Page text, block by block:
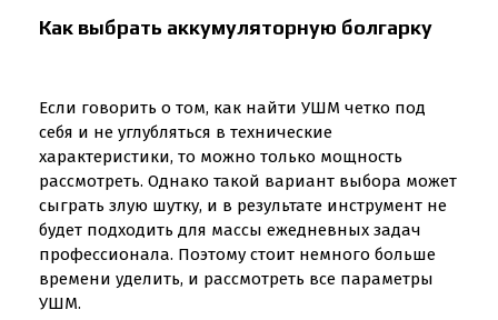
Как выбрать аккумуляторную болгарку
Если говорить о том, как найти УШМ четко под
себя и не углубляться в технические
характеристики, то можно только мощность
рассмотреть. Однако такой вариант выбора может
сыграть злую шутку, и в результате инструмент не
будет подходить для массы ежедневных задач
профессионала. Поэтому стоит немного больше
времени уделить, и рассмотреть все параметры
УШМ.